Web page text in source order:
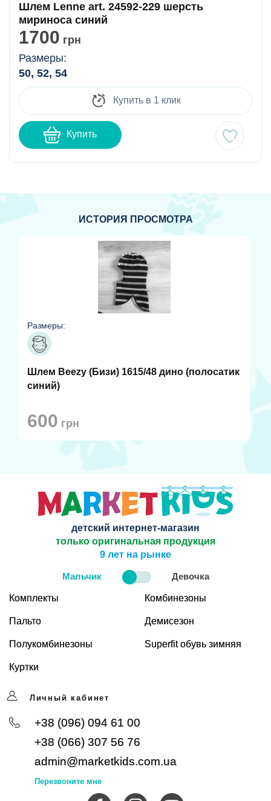
Шлем Lenne art. 24592-229 шерсть
мириноса синий
1700 грн
Размеры:
50, 52, 54
Купить в 1 клик
Купить
ИСТОРИЯ ПРОСМОТРА
Размеры:
Шлем Beezy (Бизи) 1615/48 дино (полосатик
синий)
600 грн
детский интернет-магазин
только оригинальная продукция
9 лет на рынке
Мальчик Девочка
Комплекты
Пальто
Полукомбинезоны
Куртки
Комбинезоны
Демисезон
Superfit обувь зимняя
Личный кабинет
+38 (096) 094 61 00
+38 (066) 307 56 76
admin@marketkids.com.ua
Перезвоните мне